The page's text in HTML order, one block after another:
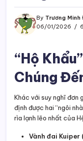
By Trương Minh
06/01/2026
“Hộ
Chúng
Khác với suy nghĩ đơn
định được hai “ngôi
rìa lạnh lẽo nhất của
Vành đai Kuiper